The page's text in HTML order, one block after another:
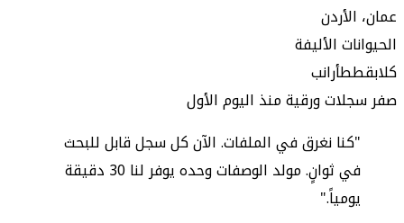
عمان، الأردن
الحيوانات الأليفة
كلابقططأرانب
صفر سجلات ورقية منذ اليوم الأول
"كنا نغرق في الملفات. الآن كل سجل قابل للبحث
في ثوانٍ. مولد الوصفات وحده يوفر لنا 30 دقيقة
يومياً."